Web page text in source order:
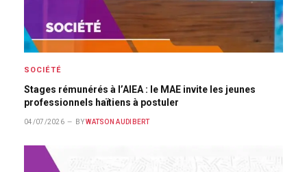
SOCIÉTÉ
Stages rémunérés à l’AIEA : le MAE invite les jeunes
professionnels haïtiens à postuler
04/07/2026 BY WATSON AUDIBERT